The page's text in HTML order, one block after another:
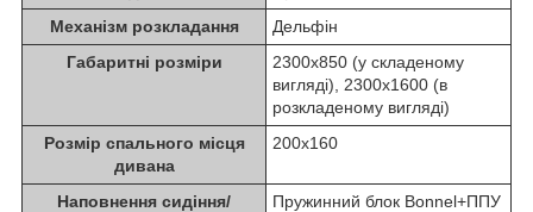
Механізм розкладання
Дельфін
Габаритні розміри
2300х850 (у складеному
вигляді), 2300х1600 (в
розкладеному вигляді)
Розмір спального місця
дивана
200х160
Наповнення сидіння/
Пружинний блок Bonnel+ППУ